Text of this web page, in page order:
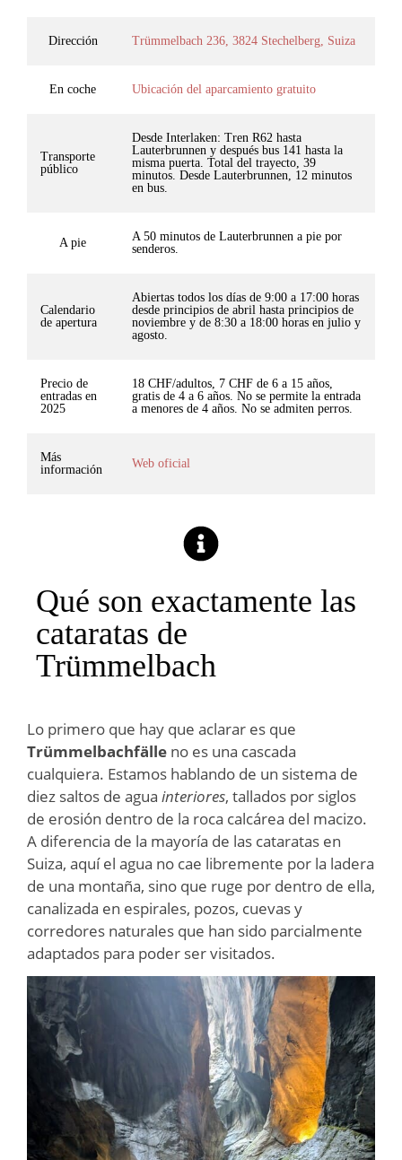
Dirección Trümmelbach 236, 3824 Stechelberg, Suiza
En coche Ubicación del aparcamiento gratuito
Transporte
público
Desde Interlaken: Tren R62 hasta
Lauterbrunnen y después bus 141 hasta la
misma puerta. Total del trayecto, 39
minutos. Desde Lauterbrunnen, 12 minutos
en bus.
A pie
A 50 minutos de Lauterbrunnen a pie por
senderos.
Calendario
de apertura
Abiertas todos los días de 9:00 a 17:00 horas
desde principios de abril hasta principios de
noviembre y de 8:30 a 18:00 horas en julio y
agosto.
Precio de
entradas en
2025
18 CHF/adultos, 7 CHF de 6 a 15 años,
gratis de 4 a 6 años. No se permite la entrada
a menores de 4 años. No se admiten perros.
Más
información
Web oficial
Qué son exactamente las
cataratas de
Trümmelbach
Lo primero que hay que aclarar es que
Trümmelbachfälle no es una cascada
cualquiera. Estamos hablando de un sistema de
diez saltos de agua interiores, tallados por siglos
de erosión dentro de la roca calcárea del macizo.
A diferencia de la mayoría de las cataratas en
Suiza, aquí el agua no cae libremente por la ladera
de una montaña, sino que ruge por dentro de ella,
canalizada en espirales, pozos, cuevas y
corredores naturales que han sido parcialmente
adaptados para poder ser visitados.